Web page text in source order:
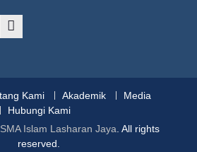
Kami Akademik
Media
Hubungi Kami
SMA Islam Lasharan Jaya . All rights
reserved.